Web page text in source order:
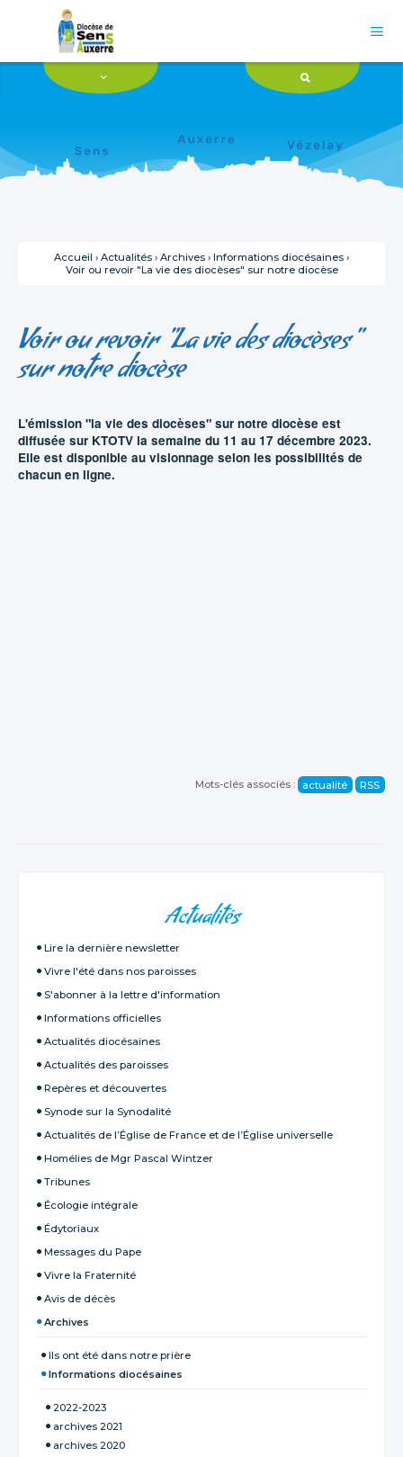
navigation

Accueil › Actualités › Archives › Informations diocésaines ›
Voir ou revoir "La vie des diocèses" sur notre diocèse
Voir ou revoir "La vie des diocèses"
sur notre diocèse
L'émission "la vie des diocèses" sur notre diocèse est
diffusée sur KTOTV la semaine du 11 au 17 décembre 2023.
Elle est disponible au visionnage selon les possibilités de
chacun en ligne.
Mots-clés associés : actualité RSS
Actualités
Lire la dernière newsletter
Vivre l'été dans nos paroisses
S'abonner à la lettre d'information
Informations officielles
Actualités diocésaines
Actualités des paroisses
Repères et découvertes
Synode sur la Synodalité
Actualités de l’Église de France et de l’Église universelle
Homélies de Mgr Pascal Wintzer
Tribunes
Écologie intégrale
Édytoriaux
Messages du Pape
Vivre la Fraternité
Avis de décès
Archives
Ils ont été dans notre prière
Informations diocésaines
2022-2023
archives 2021
archives 2020